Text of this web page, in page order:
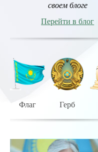
своем блоге
Перейти в блог
Флаг Герб